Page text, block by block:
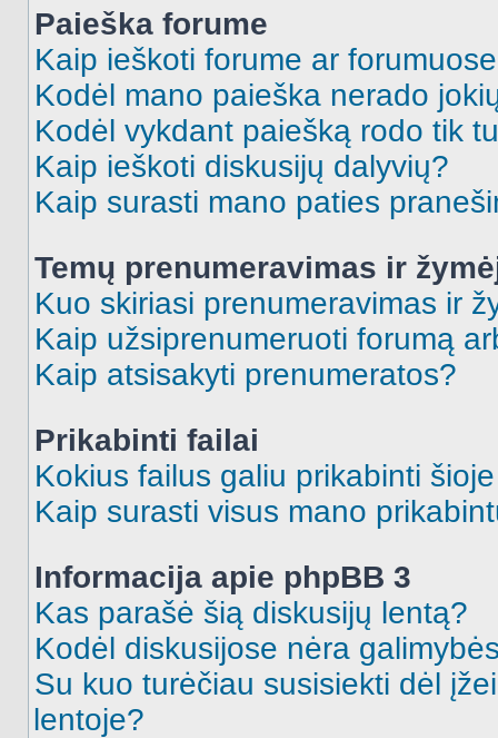
Paieška forume
Kaip ieškoti forume ar
Kodėl mano paieška nerado
Kodėl vykdant paiešką rodo tik
Kaip ieškoti diskusijų dalyvių?
Kaip surasti mano paties
Temų prenumeravimas ir
Kuo skiriasi prenumeravimas ir
Kaip užsiprenumeruoti forumą
Kaip atsisakyti prenumeratos?
Prikabinti failai
Kokius failus galiu prikabinti
Kaip surasti visus mano
Informacija apie phpBB 3
Kas parašė šią diskusijų lentą?
Kodėl diskusijose nėra
Su kuo turėčiau susisiekti dėl
lentoje?